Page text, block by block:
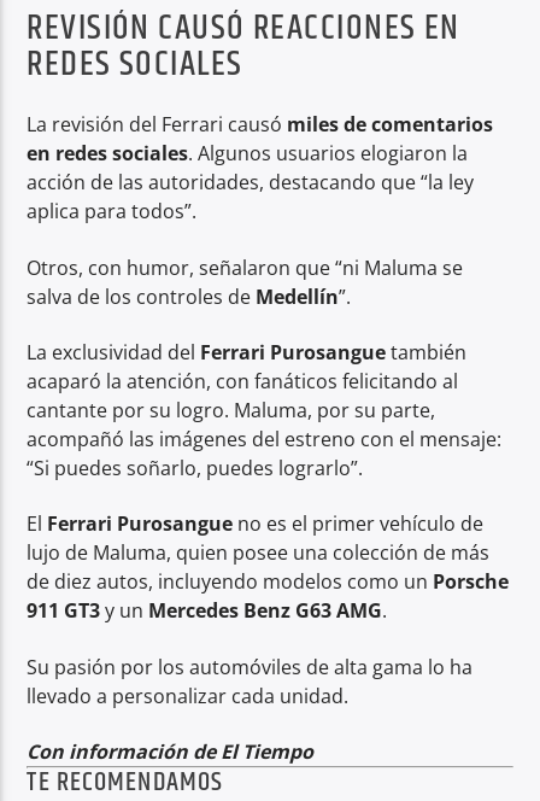
REVISIÓN CAUSÓ REACCIONES EN
REDES SOCIALES
La revisión del Ferrari causó miles de comentarios
en redes sociales. Algunos usuarios elogiaron la
acción de las autoridades, destacando que “la ley
aplica para todos”.
Otros, con humor, señalaron que “ni Maluma se
salva de los controles de Medellín”.
La exclusividad del Ferrari Purosanguetambién
acaparó la atención, con fanáticos felicitando al
cantante por su logro. Maluma, por su parte,
acompañó las imágenes del estreno con el mensaje:
“Si puedes soñarlo, puedes lograrlo”.
El Ferrari Purosangue no es el primer vehículo de
lujo de Maluma, quien posee una colección de más
de diez autos, incluyendo modelos como un Porsche
911 GT3y un Mercedes Benz G63 AMG.
Su pasión por los automóviles de alta gama lo ha
llevado a personalizar cada unidad.
Con información de El Tiempo
TE RECOMENDAMOS